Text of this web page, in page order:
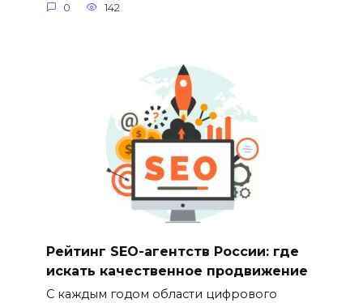
0 142
Рейтинг SEO-агентств России: где
искать качественное продвижение
С каждым годом области цифрового